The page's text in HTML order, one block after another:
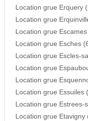
Location grue Erquery
Location grue
Location grue
Location grue Esches
Location grue Escles-
Location grue
Location grue
Location grue Essuiles
Location grue Estrees-
Location grue Etavigny